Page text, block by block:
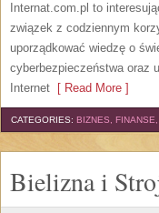
Internat.com.pl to
związek z codziennym
uporządkować wiedzę o
cyberbezpieczeństwa oraz
Internet [ Read More ]
CATEGORIES: BIZNES,
Bielizna i